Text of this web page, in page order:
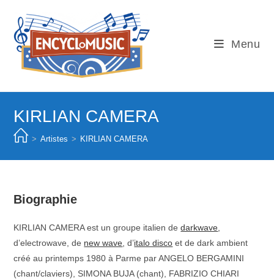
content
Menu
KIRLIAN CAMERA
> Artistes > KIRLIAN CAMERA
Biographie
KIRLIAN CAMERA est un groupe italien dedarkwave
d’electrowave, de new wave , d’italo disco et de dark ambient
créé au printemps 1980 à Parme par ANGELO BERGAMINI
(chant/claviers), SIMONA BUJA (chant), FABRIZIO CHIARI